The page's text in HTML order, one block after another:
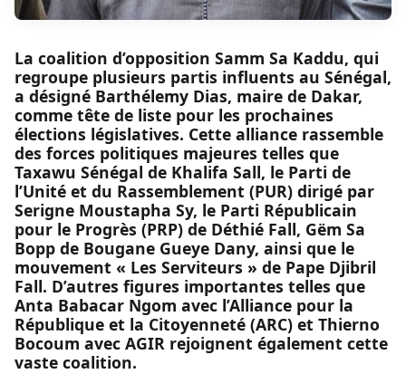
La coalition d’opposition Samm Sa Kaddu, qui
regroupe plusieurs partis influents au Sénégal,
a désigné Barthélemy Dias, maire de Dakar,
comme tête de liste pour les prochaines
élections législatives. Cette alliance rassemble
des forces politiques majeures telles que
Taxawu Sénégal de Khalifa Sall, le Parti de
l’Unité et du Rassemblement (PUR) dirigé par
Serigne Moustapha Sy, le Parti Républicain
pour le Progrès (PRP) de Déthié Fall, Gëm Sa
Bopp de Bougane Gueye Dany, ainsi que le
mouvement « Les Serviteurs » de Pape Djibril
Fall. D’autres figures importantes telles que
Anta Babacar Ngom avec l’Alliance pour la
République et la Citoyenneté (ARC) et Thierno
Bocoum avec AGIR rejoignent également cette
vaste coalition.